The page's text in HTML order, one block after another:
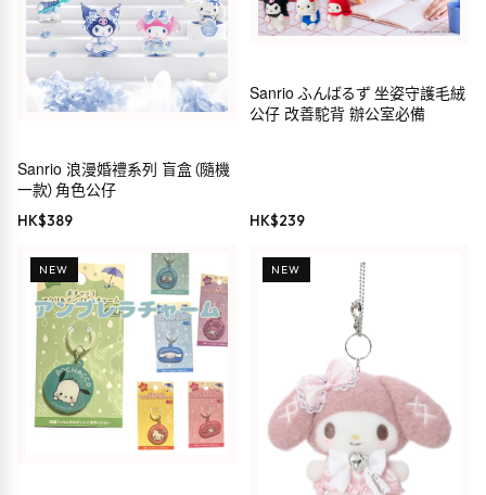
Sanrio 浪漫婚禮系列 盲盒（隨機
一款）角色公仔
HK$389
Sanrio ふんばるず 坐姿守護毛絨
公仔 改善駝背 辦公室必備
HK$239
NEW NEW